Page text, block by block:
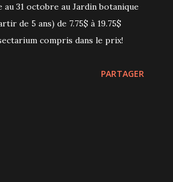
au 31 octobre au Jardin botanique
de 5 ans) de 7.75$ à 19.75$
compris dans le prix!
PARTAGER